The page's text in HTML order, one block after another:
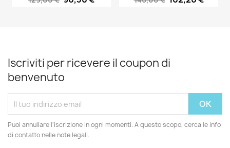
Iscriviti per ricevere il coupon di
benvenuto
Puoi annullare l'iscrizione in ogni momenti. A questo scopo, cerca le info
di contatto nelle note legali.